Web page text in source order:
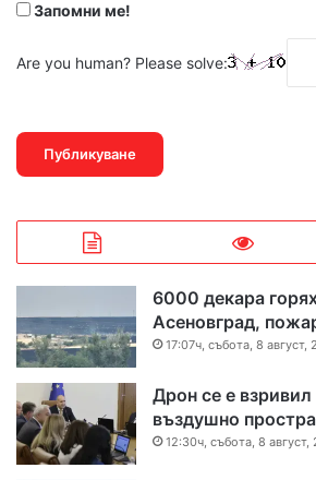
Запомни ме!
Are you human? Please solve:
6000 декара
Асеновград,
17:07ч, събота, 8 август,
Дрон се е
въздушно
12:30ч, събота, 8 август,